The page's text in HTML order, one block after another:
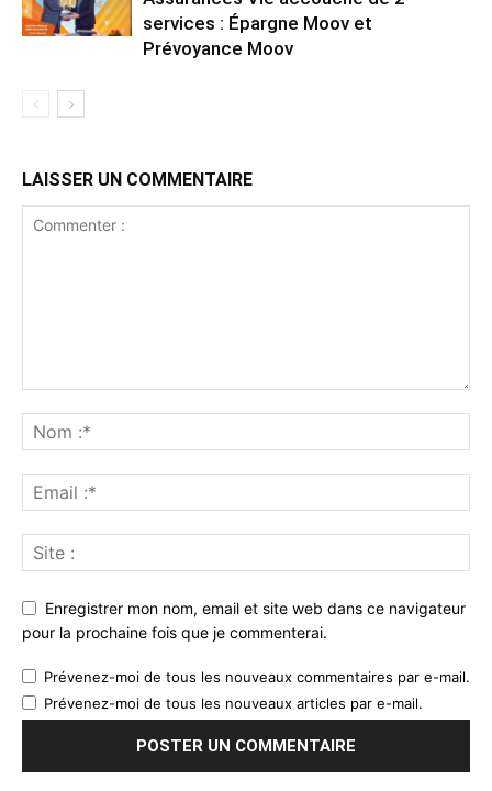
services : Épargne Moov et
Prévoyance Moov
LAISSER UN COMMENTAIRE
Enregistrer mon nom, email et site web dans ce navigateur
pour la prochaine fois que je commenterai.
Prévenez-moi de tous les nouveaux commentaires par e-mail.
Prévenez-moi de tous les nouveaux articles par e-mail.